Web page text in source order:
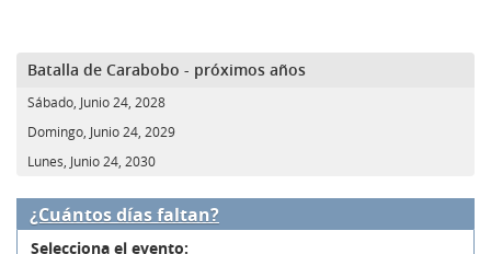
Batalla de Carabobo - próximos años
Sábado, Junio 24, 2028
Domingo, Junio 24, 2029
Lunes, Junio 24, 2030
¿Cuántos días faltan?
Selecciona el evento: